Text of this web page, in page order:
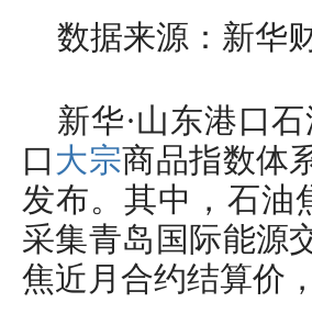
数据来源：新华
新华·山东港口
口 大宗商品指数体
发布。其中，石油
采集青岛国际能源
焦近月合约结算价